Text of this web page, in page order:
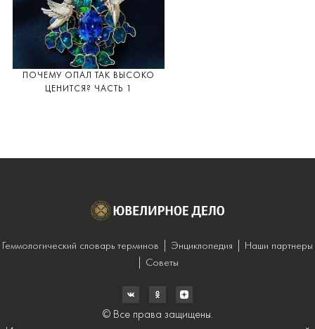
ПОЧЕМУ ОПАЛ ТАК ВЫСОКО
ЦЕНИТСЯ? ЧАСТЬ 1
Геммологический словарь терминов Энциклопедия
Наши партнеры
Советы
© Все права защищены.